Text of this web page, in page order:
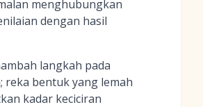
menghubungkan
dengan hasil
langkah pada
reka bentuk yang lemah
kadar keciciran